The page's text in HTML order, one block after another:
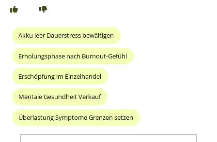
Akku leer Dauerstress bewältigen
Erholungsphase nach Burnout-Gefühl
Erschöpfung im Einzelhandel
Mentale Gesundheit Verkauf
Überlastung Symptome Grenzen setzen